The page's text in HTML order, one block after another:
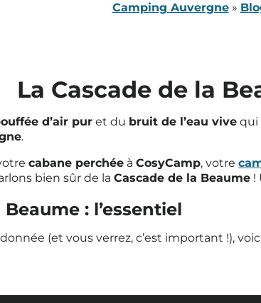
Camping Auvergne»
La Cascade de la
d’air pur et du bruit de l’eau vive qui
.
cabane perchée à CosyCamp, votre
bien sûr de la Cascade de la Beaume !
: l’essentiel
(et vous verrez, c’est important !),